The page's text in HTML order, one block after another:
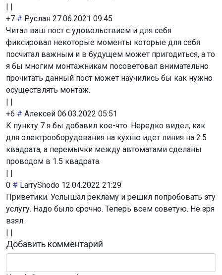
| |
+7 # Руслан 27.06.2021 09:45
Читал ваш пост с удовольствием и для себя
фиксировал некоторые моменты которые для себя
посчитал важным и в будущем может пригодиться, а то
я бы многим монтажникам посоветовал внимательно
прочитать данный пост может научились бы как нужно
осуществлять монтаж.
| |
+6 # Алексей 06.03.2022 05:51
К пункту 7 я бы добавил кое-что. Нередко видел, как
для электрооборудования на кухню идет линия на 2.5
квадрата, а перемычки между автоматами сделаны
проводом в 1.5 квадрата.
| |
0 # LarrySnodo 12.04.2022 21:29
Приветики. Услышал рекламу и решил попробовать эту
услугу. Надо было срочно. Теперь всем советую. Не зря
взял.
| |
Добавить комментарий